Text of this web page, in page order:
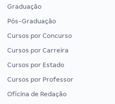
Graduação
Pós-Graduação
Cursos por Concurso
Cursos por Carreira
Cursos por Estado
Cursos por Professor
Oficina de Redação